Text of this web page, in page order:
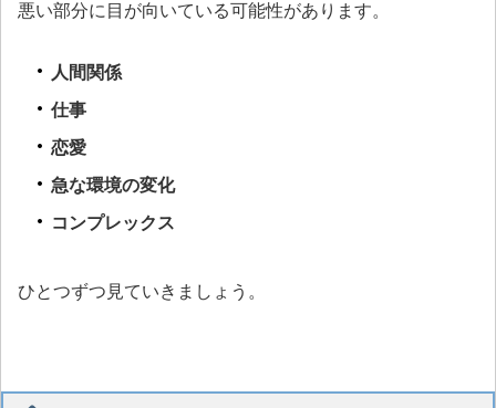
悪い部分に目が向いている可能性があります。
人間関係
仕事
恋愛
急な環境の変化
コンプレックス
ひとつずつ見ていきましょう。